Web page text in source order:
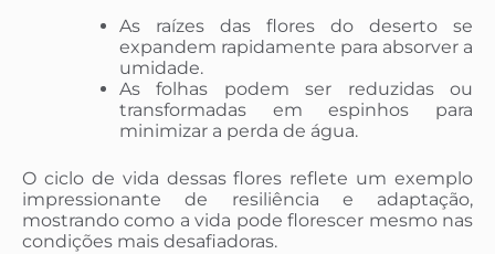
As raízes das flores do deserto se
expandem rapidamente para absorver a
umidade.
As folhas podem ser reduzidas ou
transformadas em espinhos para
minimizar a perda de água.
O ciclo de vida dessas flores reflete um exemplo
impressionante de resiliência e adaptação,
mostrando como a vida pode florescer mesmo nas
condições mais desafiadoras.